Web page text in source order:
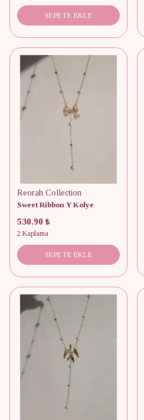
SEPETE EKLE
Reorah Collection
Sweet Ribbon Y Kolye
530.90 ₺
2 Kaplama
SEPETE EKLE